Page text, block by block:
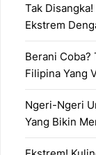
Tak
Ekstrem
Berani Coba?
Filipina Yang
Ngeri-Ngeri
Yang Bikin